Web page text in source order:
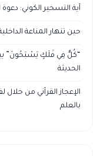
آية التسخير الكوني:
حين تنهار المناعة
“كُلٌّ فِي فَلَكٍ يَسْبَحُونَ”
الحديثة
الإعجاز القرآني من
بالعلم